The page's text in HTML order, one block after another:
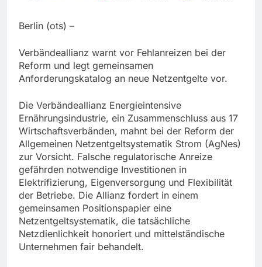
Berlin (ots) –
Verbändeallianz warnt vor Fehlanreizen bei der
Reform und legt gemeinsamen
Anforderungskatalog an neue Netzentgelte vor.
Die Verbändeallianz Energieintensive
Ernährungsindustrie, ein Zusammenschluss aus 17
Wirtschaftsverbänden, mahnt bei der Reform der
Allgemeinen Netzentgeltsystematik Strom (AgNes)
zur Vorsicht. Falsche regulatorische Anreize
gefährden notwendige Investitionen in
Elektrifizierung, Eigenversorgung und Flexibilität
der Betriebe. Die Allianz fordert in einem
gemeinsamen Positionspapier eine
Netzentgeltsystematik, die tatsächliche
Netzdienlichkeit honoriert und mittelständische
Unternehmen fair behandelt.